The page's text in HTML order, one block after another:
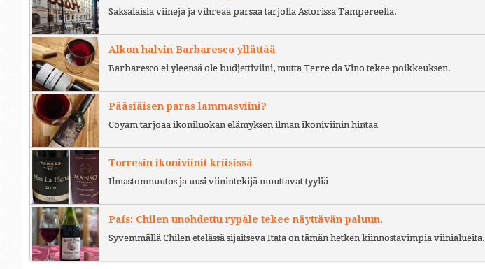
Saksalaisia viinejä ja vihreää parsaa tarjolla Astorissa Tampereella.
Alkon halvin Barbaresco yllättää
Barbaresco ei yleensä ole budjettiviini, mutta Terre da Vino tekee poikkeuksen.
Pääsiäisen paras lammasviini?
Coyam tarjoaa ikoniluokan elämyksen ilman ikoniviinin hintaa
Torresin ikoniviinit kriisissä
Ilmastonmuutos ja uusi viinintekijä muuttavat tyyliä
País: Chilen unohdettu rypäle tekee näyttävän paluun.
Syvemmällä Chilen etelässä sijaitseva Itata on tämän hetken kiinnostavimpia viinialueita.